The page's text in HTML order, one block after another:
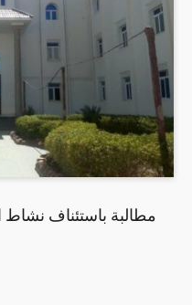
مطالبة باستئناف نشاط